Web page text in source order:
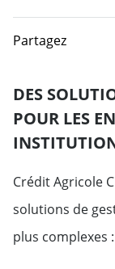
Partagez
DES
POUR LES
Crédit Agricole
solutions de
plus complexes :